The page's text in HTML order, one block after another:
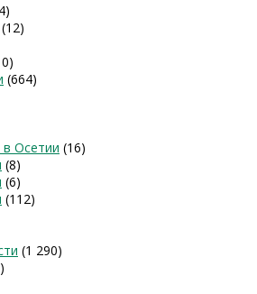
(12)
(664)
Осетии (16)
(8)
(6)
(112)
(1 290)